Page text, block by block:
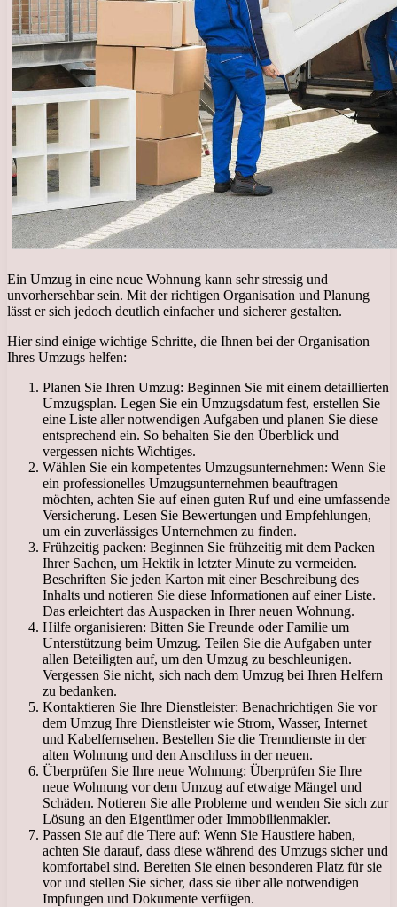
Ein Umzug in eine neue Wohnung kann sehr stressig und
unvorhersehbar sein. Mit der richtigen Organisation und Planung
lässt er sich jedoch deutlich einfacher und sicherer gestalten.
Hier sind einige wichtige Schritte, die Ihnen bei der Organisation
Ihres Umzugs helfen:
Planen Sie Ihren Umzug: Beginnen Sie mit einem detaillierten
Umzugsplan. Legen Sie ein Umzugsdatum fest, erstellen Sie
eine Liste aller notwendigen Aufgaben und planen Sie diese
entsprechend ein. So behalten Sie den Überblick und
vergessen nichts Wichtiges.
Wählen Sie ein kompetentes Umzugsunternehmen: Wenn Sie
ein professionelles Umzugsunternehmen beauftragen
möchten, achten Sie auf einen guten Ruf und eine umfassende
Versicherung. Lesen Sie Bewertungen und Empfehlungen,
um ein zuverlässiges Unternehmen zu finden.
Frühzeitig packen: Beginnen Sie frühzeitig mit dem Packen
Ihrer Sachen, um Hektik in letzter Minute zu vermeiden.
Beschriften Sie jeden Karton mit einer Beschreibung des
Inhalts und notieren Sie diese Informationen auf einer Liste.
Das erleichtert das Auspacken in Ihrer neuen Wohnung.
Hilfe organisieren: Bitten Sie Freunde oder Familie um
Unterstützung beim Umzug. Teilen Sie die Aufgaben unter
allen Beteiligten auf, um den Umzug zu beschleunigen.
Vergessen Sie nicht, sich nach dem Umzug bei Ihren Helfern
zu bedanken.
Kontaktieren Sie Ihre Dienstleister: Benachrichtigen Sie vor
dem Umzug Ihre Dienstleister wie Strom, Wasser, Internet
und Kabelfernsehen. Bestellen Sie die Trenndienste in der
alten Wohnung und den Anschluss in der neuen.
Überprüfen Sie Ihre neue Wohnung: Überprüfen Sie Ihre
neue Wohnung vor dem Umzug auf etwaige Mängel und
Schäden. Notieren Sie alle Probleme und wenden Sie sich zur
Lösung an den Eigentümer oder Immobilienmakler.
Passen Sie auf die Tiere auf: Wenn Sie Haustiere haben,
achten Sie darauf, dass diese während des Umzugs sicher und
komfortabel sind. Bereiten Sie einen besonderen Platz für sie
vor und stellen Sie sicher, dass sie über alle notwendigen
Impfungen und Dokumente verfügen.